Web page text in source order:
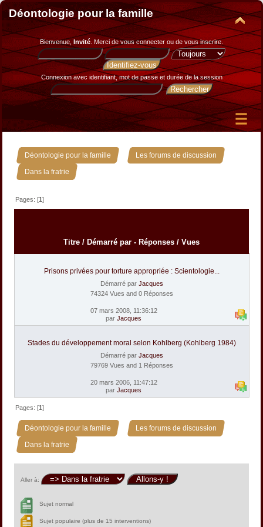
Déontologie pour la famille
Bienvenue, Invité. Merci devous connecter ou de vous inscrire.
Connexion avec identifiant, mot de passe et durée de la session
Déontologie pour la famille » Les forums de discussion »
Dans la fratrie
Pages: [1]
Titre / Démarré par - Réponses / Vues
Prisons privées pour torture appropriée : Scientologie...
Démarré par Jacques
74324 Vues and 0 Réponses
07 mars 2008, 11:36:12
par Jacques
Stades du développement moral selon Kohlberg (Kohlberg 1984)
Démarré par Jacques
79769 Vues and 1 Réponses
20 mars 2006, 11:47:12
par Jacques
Pages: [1]
Déontologie pour la famille » Les forums de discussion »
Dans la fratrie
Aller à:
Sujet normal
Sujet populaire (plus de 15 interventions)